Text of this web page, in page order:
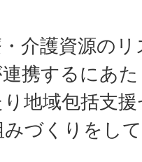
介護資源の
携するにあ
地域包括支
づくりをし